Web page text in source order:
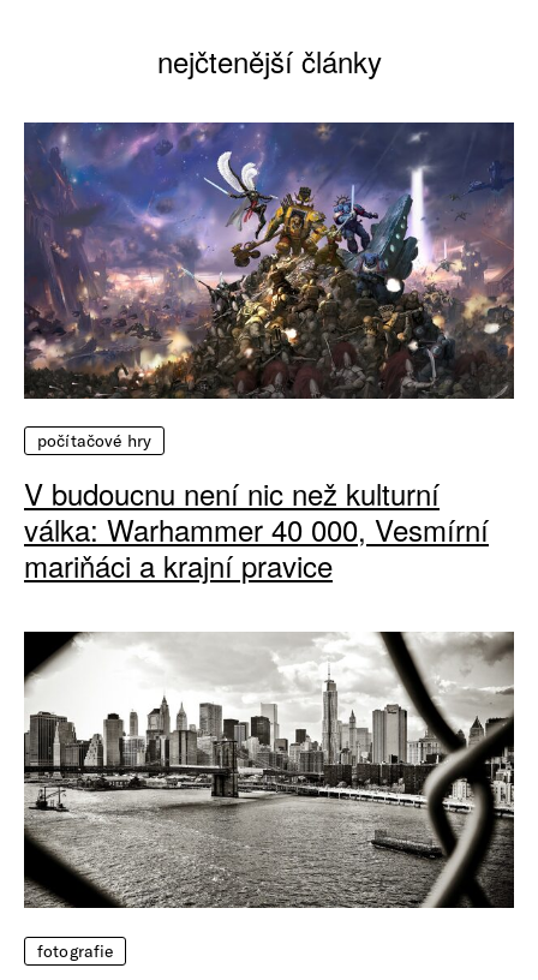
nejčtenější články
počítačové hry
V budoucnu není nic než kulturní
válka: Warhammer 40 000, Vesmírní
mariňáci a krajní pravice
fotografie